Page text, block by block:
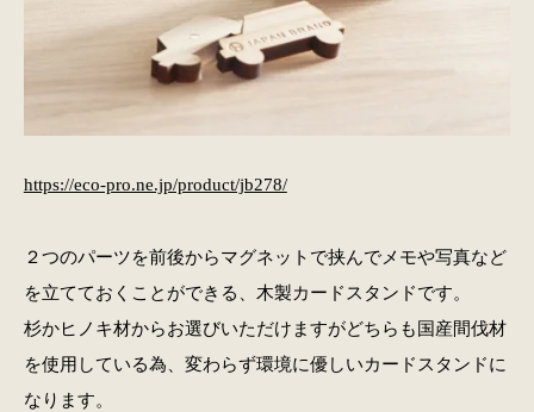
https://eco-pro.ne.jp/product/jb278/
２つのパーツを前後からマグネットで挟んでメモや写真など
を立てておくことができる、木製カードスタンドです。
杉かヒノキ材からお選びいただけますがどちらも国産間伐材
を使用している為、変わらず環境に優しいカードスタンドに
なります。